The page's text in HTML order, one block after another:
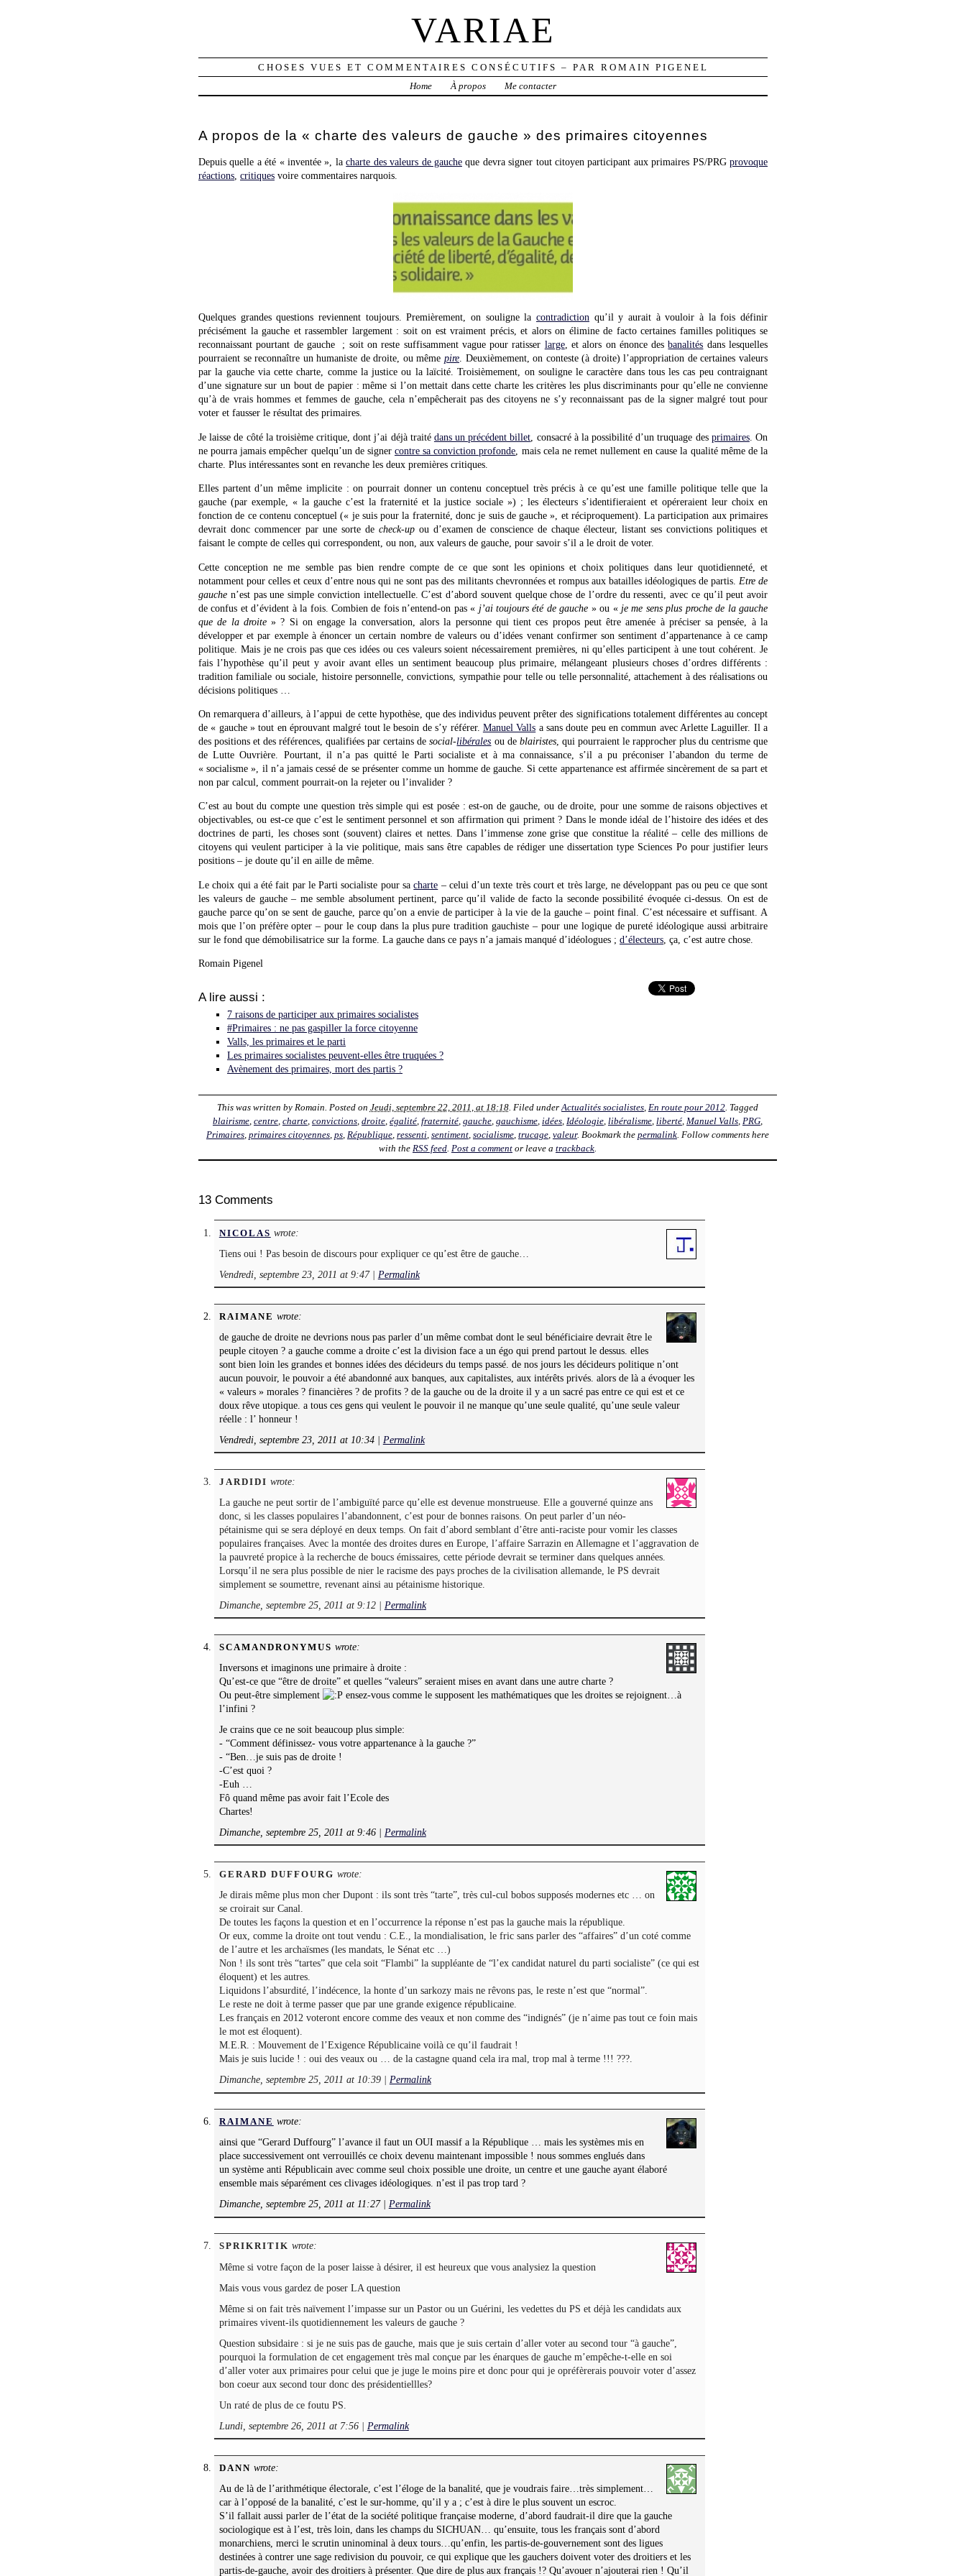
VARIAE
CHOSES VUES ET COMMENTAIRES CONSÉCUTIFS – PAR ROMAIN PIGENEL
Home
À propos Me contacter
A propos de la « charte des valeurs de gauche » des primaires citoyennes
Depuis quelle a été « inventée », lacharte des valeurs de gaucheque devra signer tout citoyen participant aux primaires PS/PRGprovoque
réactions critiques voire commentaires narquois.
Quelques grandes questions reviennent toujours. Premièrement, on souligne la contradiction qu’il y aurait à vouloir à la fois définir
précisément la gauche et rassembler largement : soit on est vraiment précis, et alors on élimine de facto certaines familles politiques se
reconnaissant pourtant de gauche ; soit on reste suffisamment vague pour ratisser large, et alors on énonce desbanalités dans lesquelles
pourraient se reconnaître un humaniste de droite, ou même pire. Deuxièmement, on conteste (à droite) l’appropriation de certaines valeurs
par la gauche via cette charte, comme la justice ou la laïcité. Troisièmement, on souligne le caractère dans tous les cas peu contraignant
d’une signature sur un bout de papier : même si l’on mettait dans cette charte les critères les plus discriminants pour qu’elle ne convienne
qu’à de vrais hommes et femmes de gauche, cela n’empêcherait pas des citoyens ne s’y reconnaissant pas de la signer malgré tout pour
voter et fausser le résultat des primaires.
Je laisse de côté la troisième critique, dont j’ai déjà traité dans un précédent billet , consacré à la possibilité d’un truquage des primaires. On
ne pourra jamais empêcher quelqu’un de signer contre sa conviction profonde , mais cela ne remet nullement en cause la qualité même de la
charte. Plus intéressantes sont en revanche les deux premières critiques.
Elles partent d’un même implicite : on pourrait donner un contenu conceptuel très précis à ce qu’est une famille politique telle que la
gauche (par exemple, « la gauche c’est la fraternité et la justice sociale ») ; les électeurs s’identifieraient et opéreraient leur choix en
fonction de ce contenu conceptuel (« je suis pour la fraternité, donc je suis de gauche », et réciproquement). La participation aux primaires
devrait donc commencer par une sorte de check-upou d’examen de conscience de chaque électeur, listant ses convictions politiques et
faisant le compte de celles qui correspondent, ou non, aux valeurs de gauche, pour savoir s’il a le droit de voter.
Cette conception ne me semble pas bien rendre compte de ce que sont les opinions et choix politiques dans leur quotidienneté, et
notamment pour celles et ceux d’entre nous qui ne sont pas des militants chevronnées et rompus aux batailles idéologiques de partis. Etre de
gauche n’est pas une simple conviction intellectuelle. C’est d’abord souvent quelque chose de l’ordre du ressenti, avec ce qu’il peut avoir
de confus et d’évident à la fois. Combien de fois n’entend-on pas « j’ai toujours été de gauche » ou « je me sens plus proche de la gauche
que de la droite» ? Si on engage la conversation, alors la personne qui tient ces propos peut être amenée à préciser sa pensée, à la
développer et par exemple à énoncer un certain nombre de valeurs ou d’idées venant confirmer son sentiment d’appartenance à ce camp
politique. Mais je ne crois pas que ces idées ou ces valeurs soient nécessairement premières, ni qu’elles participent à une tout cohérent. Je
fais l’hypothèse qu’il peut y avoir avant elles un sentiment beaucoup plus primaire, mélangeant plusieurs choses d’ordres différents :
tradition familiale ou sociale, histoire personnelle, convictions, sympathie pour telle ou telle personnalité, attachement à des réalisations ou
décisions politiques …
On remarquera d’ailleurs, à l’appui de cette hypothèse, que des individus peuvent prêter des significations totalement différentes au concept
de « gauche » tout en éprouvant malgré tout le besoin de s’y référer. Manuel Valls a sans doute peu en commun avec Arlette Laguiller. Il a
des positions et des références, qualifiées par certains desocial-libérales ou de blairistes, qui pourraient le rapprocher plus du centrisme que
de Lutte Ouvrière. Pourtant, il n’a pas quitté le Parti socialiste et à ma connaissance, s’il a pu préconiser l’abandon du terme de
« socialisme », il n’a jamais cessé de se présenter comme un homme de gauche. Si cette appartenance est affirmée sincèrement de sa part et
non par calcul, comment pourrait-on la rejeter ou l’invalider ?
C’est au bout du compte une question très simple qui est posée : est-on de gauche, ou de droite, pour une somme de raisons objectives et
objectivables, ou est-ce que c’est le sentiment personnel et son affirmation qui priment ? Dans le monde idéal de l’histoire des idées et des
doctrines de parti, les choses sont (souvent) claires et nettes. Dans l’immense zone grise que constitue la réalité – celle des millions de
citoyens qui veulent participer à la vie politique, mais sans être capables de rédiger une dissertation type Sciences Po pour justifier leurs
positions – je doute qu’il en aille de même.
Le choix qui a été fait par le Parti socialiste pour sacharte – celui d’un texte très court et très large, ne développant pas ou peu ce que sont
les valeurs de gauche – me semble absolument pertinent, parce qu’il valide de facto la seconde possibilité évoquée ci-dessus. On est de
gauche parce qu’on se sent de gauche, parce qu’on a envie de participer à la vie de la gauche – point final. C’est nécessaire et suffisant. A
mois que l’on préfère opter – pour le coup dans la plus pure tradition gauchiste – pour une logique de pureté idéologique aussi arbitraire
sur le fond que démobilisatrice sur la forme. La gauche dans ce pays n’a jamais manqué d’idéologues ; d’électeurs , ça, c’est autre chose.
Romain Pigenel
A lire aussi :
7 raisons de participer aux primaires socialistes
#Primaires : ne pas gaspiller la force citoyenne
Valls, les primaires et le parti
Les primaires socialistes peuvent-elles être truquées ?
Avènement des primaires, mort des partis ?
This was written by Romain . Posted on Jeudi, septembre 22, 2011, at 18:18. Filed under Actualités socialistes, En route pour 2012. Tagged
blairisme, centre, charte, convictions, droite, égalité, fraternité, gauche, gauchisme, idées, Idéologie, libéralisme, liberté, Manuel Valls, PRG,
Primaires, primaires citoyennes, ps, République, ressenti, sentiment, socialisme, trucage, valeur. Bookmark the permalink. Follow comments here
with the RSS feed. Post a commentor leave a trackback.
13 Comments
NICOLAS wrote:
Tiens oui ! Pas besoin de discours pour expliquer ce qu’est être de gauche…
Vendredi, septembre 23, 2011 at 9:47 | Permalink
RAIMANE wrote:
de gauche de droite ne devrions nous pas parler d’un même combat dont le seul bénéficiaire devrait être le
peuple citoyen ? a gauche comme a droite c’est la division face a un égo qui prend partout le dessus. elles
sont bien loin les grandes et bonnes idées des décideurs du temps passé. de nos jours les décideurs politique n’ont
aucun pouvoir, le pouvoir a été abandonné aux banques, aux capitalistes, aux intérêts privés. alors de là a évoquer les
« valeurs » morales ? financières ? de profits ? de la gauche ou de la droite il y a un sacré pas entre ce qui est et ce
doux rêve utopique. a tous ces gens qui veulent le pouvoir il ne manque qu’une seule qualité, qu’une seule valeur
réelle : l’ honneur !
Vendredi, septembre 23, 2011 at 10:34 | Permalink
JARDIDI wrote:
La gauche ne peut sortir de l’ambiguïté parce qu’elle est devenue monstrueuse. Elle a gouverné quinze ans
donc, si les classes populaires l’abandonnent, c’est pour de bonnes raisons. On peut parler d’un néo-
pétainisme qui se sera déployé en deux temps. On fait d’abord semblant d’être anti-raciste pour vomir les classes
populaires françaises. Avec la montée des droites dures en Europe, l’affaire Sarrazin en Allemagne et l’aggravation de
la pauvreté propice à la recherche de boucs émissaires, cette période devrait se terminer dans quelques années.
Lorsqu’il ne sera plus possible de nier le racisme des pays proches de la civilisation allemande, le PS devrait
simplement se soumettre, revenant ainsi au pétainisme historique.
Dimanche, septembre 25, 2011 at 9:12 | Permalink
SCAMANDRONYMUS wrote:
Inversons et imaginons une primaire à droite :
Qu’est-ce que “être de droite” et quelles “valeurs” seraient mises en avant dans une autre charte ?
Ou peut-être simplement
ensez-vous comme le supposent les mathématiques que les droites se rejoignent…à
l’infini ?
Je crains que ce ne soit beaucoup plus simple:
- “Comment définissez- vous votre appartenance à la gauche ?”
- “Ben…je suis pas de droite !
-C’est quoi ?
-Euh …
Fô quand même pas avoir fait l’Ecole des
Chartes!
Dimanche, septembre 25, 2011 at 9:46 | Permalink
GERARD DUFFOURG wrote:
Je dirais même plus mon cher Dupont : ils sont très “tarte”, très cul-cul bobos supposés modernes etc … on
se croirait sur Canal.
De toutes les façons la question et en l’occurrence la réponse n’est pas la gauche mais la république.
Or eux, comme la droite ont tout vendu : C.E., la mondialisation, le fric sans parler des “affaires” d’un coté comme
de l’autre et les archaïsmes (les mandats, le Sénat etc …)
Non ! ils sont très “tartes” que cela soit “Flambi” la suppléante de “l’ex candidat naturel du parti socialiste” (ce qui est
éloquent) et les autres.
Liquidons l’absurdité, l’indécence, la honte d’un sarkozy mais ne rêvons pas, le reste n’est que “normal”.
Le reste ne doit à terme passer que par une grande exigence républicaine.
Les français en 2012 voteront encore comme des veaux et non comme des “indignés” (je n’aime pas tout ce foin mais
le mot est éloquent).
M.E.R. : Mouvement de l’Exigence Républicaine voilà ce qu’il faudrait !
Mais je suis lucide ! : oui des veaux ou … de la castagne quand cela ira mal, trop mal à terme !!! ???.
Dimanche, septembre 25, 2011 at 10:39 | Permalink
RAIMANE wrote:
ainsi que “Gerard Duffourg” l’avance il faut un OUI massif a la République … mais les systèmes mis en
place successivement ont verrouillés ce choix devenu maintenant impossible ! nous sommes englués dans
un système anti Républicain avec comme seul choix possible une droite, un centre et une gauche ayant élaboré
ensemble mais séparément ces clivages idéologiques. n’est il pas trop tard ?
Dimanche, septembre 25, 2011 at 11:27 | Permalink
SPRIKRITIK wrote:
Même si votre façon de la poser laisse à désirer, il est heureux que vous analysiez la question
Mais vous vous gardez de poser LA question
Même si on fait très naïvement l’impasse sur un Pastor ou un Guérini, les vedettes du PS et déjà les candidats aux
primaires vivent-ils quotidiennement les valeurs de gauche ?
Question subsidaire : si je ne suis pas de gauche, mais que je suis certain d’aller voter au second tour “à gauche”,
pourquoi la formulation de cet engagement très mal conçue par les énarques de gauche m’empêche-t-elle en soi
d’aller voter aux primaires pour celui que je juge le moins pire et donc pour qui je opréfèrerais pouvoir voter d’assez
bon coeur aux second tour donc des présidentiellles?
Un raté de plus de ce foutu PS.
Lundi, septembre 26, 2011 at 7:56 | Permalink
DANN wrote:
Au de là de l’arithmétique électorale, c’est l’éloge de la banalité, que je voudrais faire…très simplement…
car à l’opposé de la banalité, c’est le sur-homme, qu’il y a ; c’est à dire le plus souvent un escroc.
S’il fallait aussi parler de l’état de la société politique française moderne, d’abord faudrait-il dire que la gauche
sociologique est à l’est, très loin, dans les champs du SICHUAN… qu’ensuite, tous les français sont d’abord
monarchiens, merci le scrutin uninominal à deux tours…qu’enfin, les partis-de-gouvernement sont des ligues
destinées à contrer une sage redivision du pouvoir, ce qui explique que les gauchers doivent voter des droitiers et les
partis-de-gauche, avoir des droitiers à présenter. Que dire de plus aux français !? Qu’avouer n’ajouterai rien ! Qu’il